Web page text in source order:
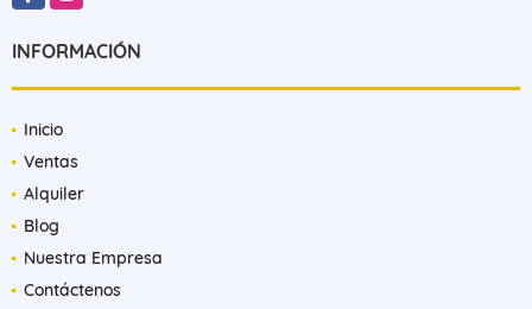
INFORMACIÓN
Inicio
Ventas
Alquiler
Blog
Nuestra Empresa
Contáctenos